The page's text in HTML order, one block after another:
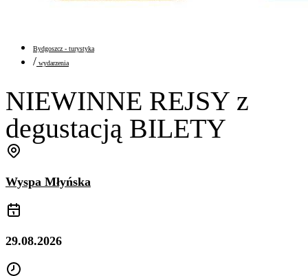
Bydgoszcz - turystyka
/ wydarzenia
NIEWINNE REJSY z
degustacją BILETY
Wyspa Młyńska
29.08.2026